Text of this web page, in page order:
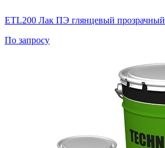
ETL200 Лак ПЭ глянцевый прозрачный
По запросу